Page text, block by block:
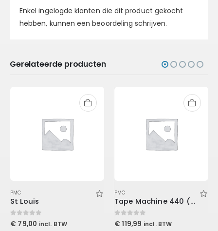
Enkel ingelogde klanten die dit product gekocht
hebben, kunnen een beoordeling schrijven.
Gerelateerde producten
PMC
St Louis
0out of 5
€ 79,00 incl. BTW
PMC
Tape Machine 440 (Download)
0out of 5
€ 119,99 incl. BTW